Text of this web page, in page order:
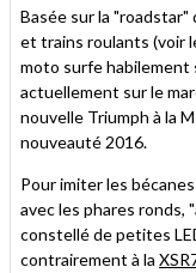
Basée sur la "roadstar"
et trains roulants (voir
moto surfe habilement
actuellement sur le
nouvelle Triumph à la
nouveauté 2016.
Pour imiter les
avec les phares ronds,
constellé de petites
contrairement à la